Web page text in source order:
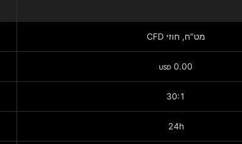
מט"ח, חוזי CFD
0.00
USD
30:1
24h